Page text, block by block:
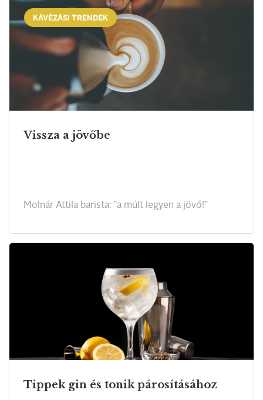
KÁVÉZÁSI TRENDEK
Vissza a jövőbe
Molnár Attila barista: "a múlt legyen a jövő!"
Tippek gin és tonik párosításához